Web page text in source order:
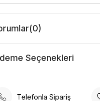
(0)
Seçenekleri
Telefonla Sipariş